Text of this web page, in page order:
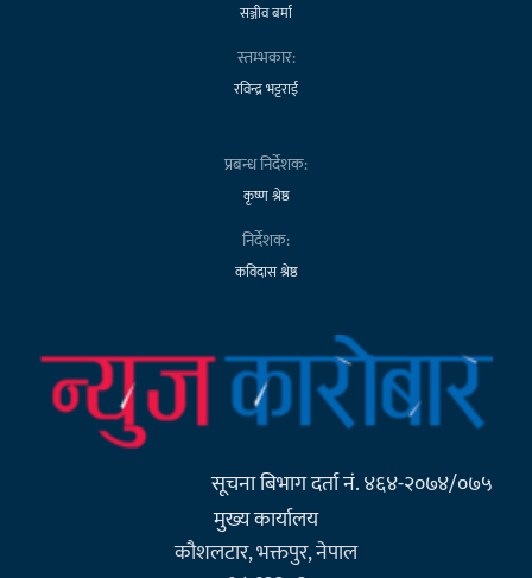
सञ्जीव बर्मा
स्तम्भकार:
रविन्द्र भट्टराई
प्रबन्ध निर्देशक:
कृष्ण श्रेष्ठ
निर्देशक:
कविदास श्रेष्ठ
सूचना बिभाग दर्ता नं. ४६४-२०७४/०७५
मुख्य कार्यालय
कौशलटार, भक्तपुर, नेपाल